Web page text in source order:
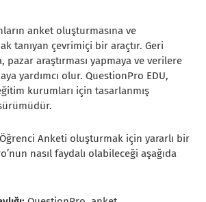
anket oluşturmasına ve
tanıyan çevrimiçi bir araçtır. Geri
araştırması yapmaya ve verilere
yardımcı olur. QuestionPro EDU,
kurumları için tasarlanmış
Anketi oluşturmak için yararlı bir
nasıl faydalı olabileceği aşağıda